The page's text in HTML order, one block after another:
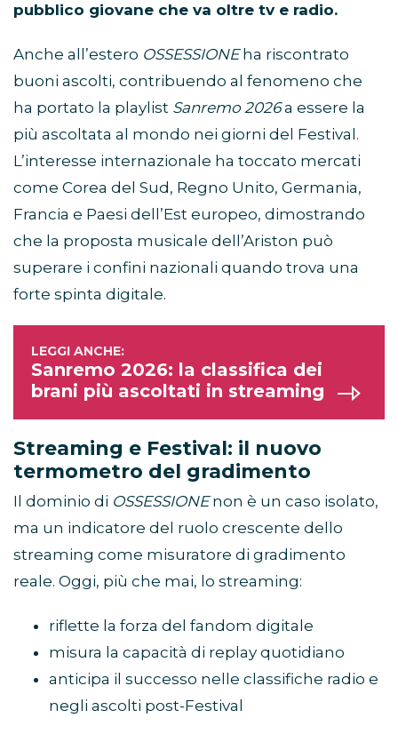
pubblico giovane che va oltre tv e radio.
Anche all’estero OSSESSIONEha riscontrato
buoni ascolti, contribuendo al fenomeno che
ha portato la playlist Sanremo 2026a essere la
più ascoltata al mondo nei giorni del Festival.
L’interesse internazionale ha toccato mercati
come Corea del Sud, Regno Unito, Germania,
Francia e Paesi dell’Est europeo, dimostrando
che la proposta musicale dell’Ariston può
superare i confini nazionali quando trova una
forte spinta digitale.
Sanremo 2026: la classifica dei
brani più ascoltati in streaming
Streaming e Festival: il nuovo
termometro del gradimento
Il dominio di OSSESSIONEnon è un caso isolato,
ma un indicatore del ruolo crescente dello
streaming come misuratore di gradimento
reale. Oggi, più che mai, lo streaming:
riflette la forza del fandom digitale
misura la capacità di replay quotidiano
anticipa il successo nelle classifiche radio e
negli ascolti post-Festival